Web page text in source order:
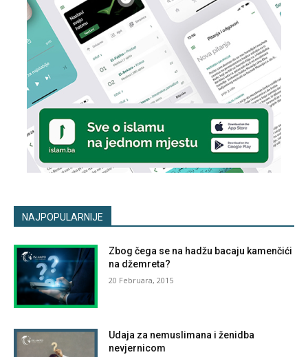
NAJPOPULARNIJE
Zbog čega se na hadžu bacaju kamenčići
na džemreta?
20 Februara, 2015
Udaja za nemuslimana i ženidba
nevjernicom